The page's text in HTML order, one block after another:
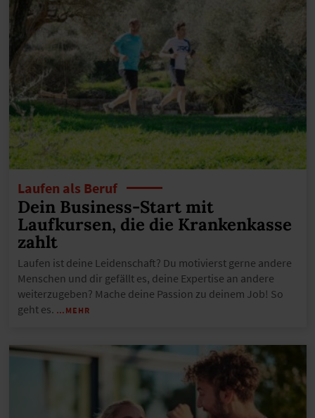
Laufen als Beruf
Dein Business-Start mit
Laufkursen, die die Krankenkasse
zahlt
Laufen ist deine Leidenschaft? Du motivierst gerne andere
Menschen und dir gefällt es, deine Expertise an andere
weiterzugeben? Mache deine Passion zu deinem Job! So
geht es. …MEHR